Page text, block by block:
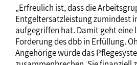
„Erfreulich ist, dass die
Entgeltersatzleistung zumindest
aufgegriffen hat. Damit geht eine
Forderung des dbb in Erfüllung.
Angehörige würde das